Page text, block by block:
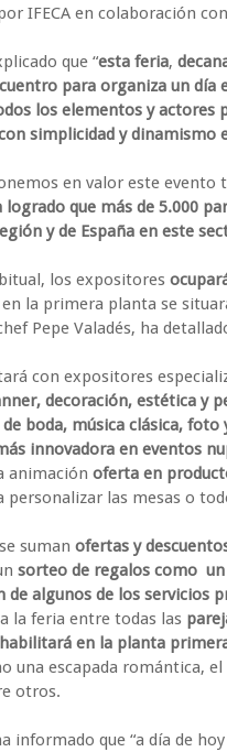
IFECA en colaboración
que “esta feria,
para organiza un día
los elementos y actores
simplicidad y dinamismo
en valor este evento
logrado que más de 5.000
y de España en este
los expositores
en la primera planta se
Pepe Valadés, ha
con expositores
decoración, estética y
boda, música clásica, foto
innovadora en eventos
animación oferta en
personalizar las mesas o
suman ofertas y
sorteo de regalos como un
de algunos de los servicios
la feria entre todas las
en la planta
una escapada romántica,
otros.
informado que “a día de hoy